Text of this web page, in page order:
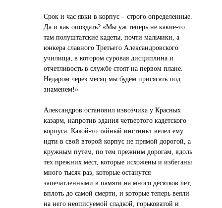
Срок и час явки в корпус – строго определенные.
Да и как опоздать? «Мы уж теперь не какие-то
там полуштатские кадеты, почти мальчики, а
юнкера славного Третьего Александровского
училища, в котором суровая дисциплина и
отчетливость в службе стоят на первом плане.
Недаром через месяц мы будем присягать под
знаменем!»
Александров остановил извозчика у Красных
казарм, напротив здания четвертого кадетского
корпуса. Какой-то тайный инстинкт велел ему
идти в свой второй корпус не прямой дорогой, а
кружным путем, по тем прежним дорогам, вдоль
тех прежних мест, которые исхожены и избеганы
много тысяч раз, которые останутся
запечатленными в памяти на много десятков лет,
вплоть до самой смерти, и которые теперь веяли
на него неописуемой сладкой, горьковатой и